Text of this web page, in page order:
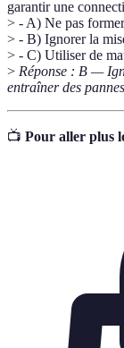
garantir une
> - A) Ne pas
> - B) Ignorer la
> - C) Utiliser de
> Réponse : B —
entraîner des
📺 Pour aller plus